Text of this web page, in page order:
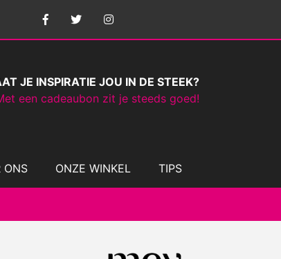
JE INSPIRATIE JOU IN DE STEEK?
een cadeaubon zit je steeds goed!
ONS ONZE WINKEL TIPS